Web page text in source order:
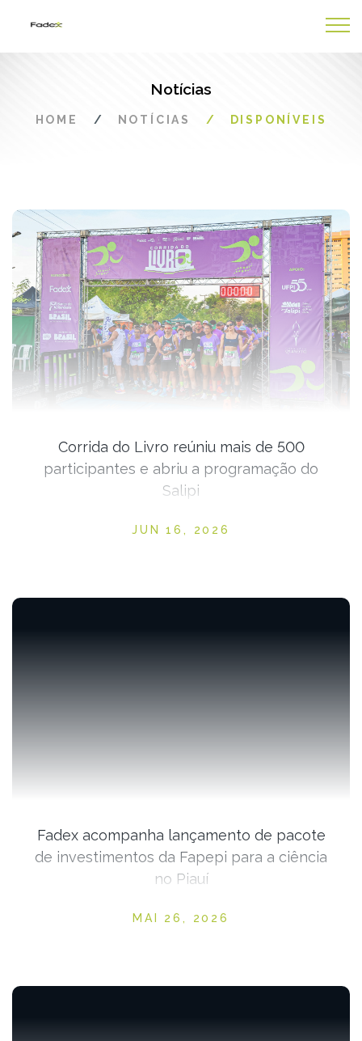
Notícias
HOME NOTÍCIAS DISPONÍVEIS
Corrida do Livro reúniu mais de 500
participantes e abriu a programação do
Salipi
Posted on
JUN 16, 2026
Fadex acompanha lançamento de pacote
de investimentos da Fapepi para a ciência
no Piauí
Posted on
MAI 26, 2026